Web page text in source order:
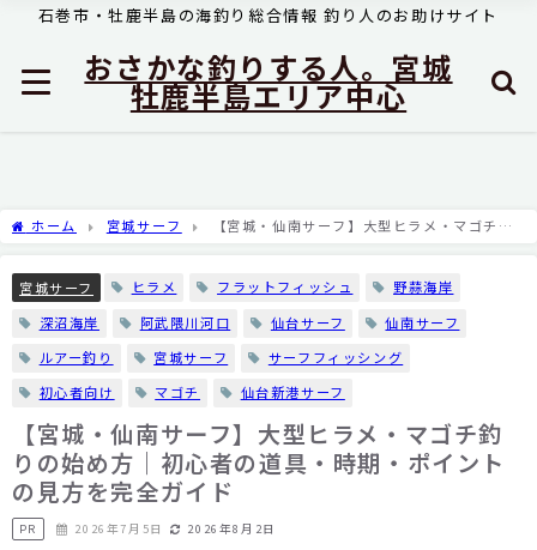
石巻市・牡鹿半島の海釣り総合情報 釣り人のお助けサイト
おさかな釣りする人。宮城
牡鹿半島エリア中心
ホーム 宮城サーフ
【宮城・仙南サーフ】大型ヒラメ・マゴチ釣
宮城サーフ ヒラメ フラットフィッシュ
野蒜海岸
深沼海岸
阿武隈川河口 仙台サーフ
仙南サーフ
ルアー釣り
宮城サーフ
サーフフィッシング
初心者向け
マゴチ 仙台新港サーフ
【宮城・仙南サーフ】大型ヒラメ・マゴチ釣
りの始め方｜初心者の道具・時期・ポイント
の見方を完全ガイド
PR 2026年7月5日 2026年8月2日